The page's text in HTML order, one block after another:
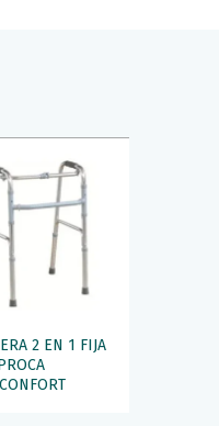
2 EN 1 FIJA